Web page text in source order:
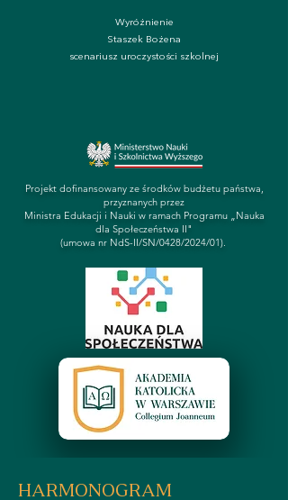
Wyróżnienie
Staszek Bożena
scenariusz uroczystości szkolnej
Projekt dofinansowany ze środków budżetu państwa,
przyznanych przez
Ministra Edukacji i Nauki w ramach Programu „Nauka
dla Społeczeństwa II"
(umowa nr NdS-II/SN/0428/2024/01).
HARMONOGRAM